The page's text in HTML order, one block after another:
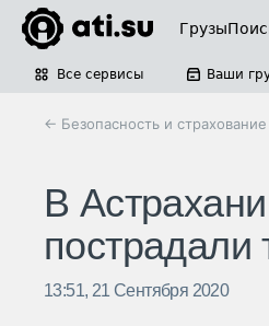
Грузы
Все сервисы Ваши
← Безопасность и страхование
В
пострадали
13:51, 21 Сентября 2020